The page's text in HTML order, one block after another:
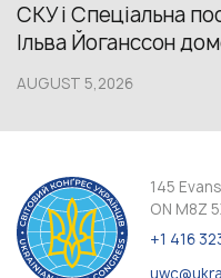
СКУ і Спеціальна
Ільва Йоганссон
AUGUST 5,2026
145
ON M8Z
+1 416